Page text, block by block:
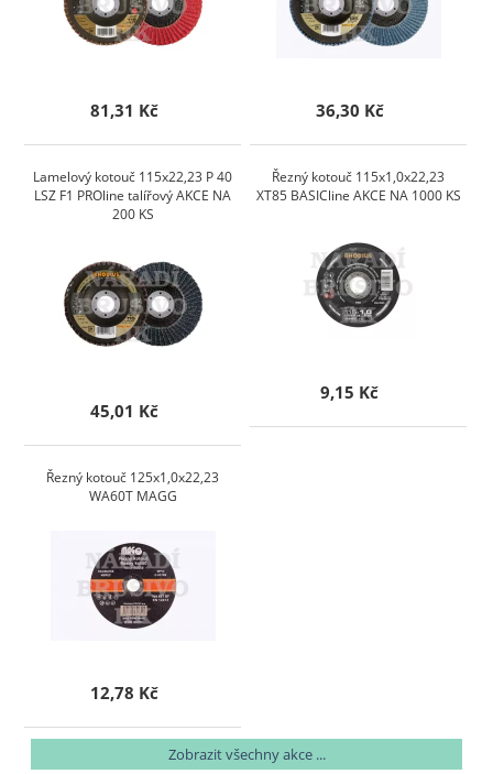
81,31 Kč 36,30 Kč
Lamelový kotouč 115x22,23 P 40
LSZ F1 PROline talířový AKCE NA
200 KS
45,01 Kč
Řezný kotouč 115x1,0x22,23
XT85 BASICline AKCE NA 1000 KS
9,15 Kč
Řezný kotouč 125x1,0x22,23
WA60T MAGG
12,78 Kč
Zobrazit všechny akce ...